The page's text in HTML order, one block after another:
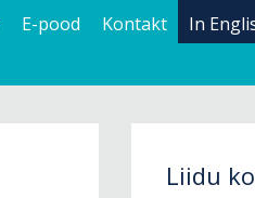
E-pood Kontakt In
Liidu